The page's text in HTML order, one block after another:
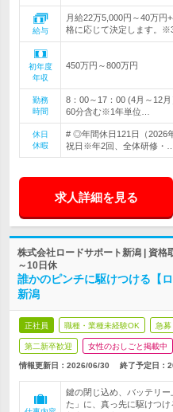
給与
月給22万5,000円～40万
格に応じて決定します。
初年度
年収
450万円～800万円
勤務
時間
8：00～17：00 (4月～12
60分含む※1年単位…
休日
休暇
# ◎年間休日121日（2026
祝日※年2回、全体研修・…
求人詳細を見る
株式会社ロードサポート新潟 | 資
～10日休
誰かのピンチに駆けつける【
新潟
正社員 職種・業種未経験OK 急募
第二新卒歓迎 女性のおしごと掲載中
情報更新日：2026/06/30 終了予定日：
鍵の閉じ込め、バッテリ
た」に、真っ先に駆けつ